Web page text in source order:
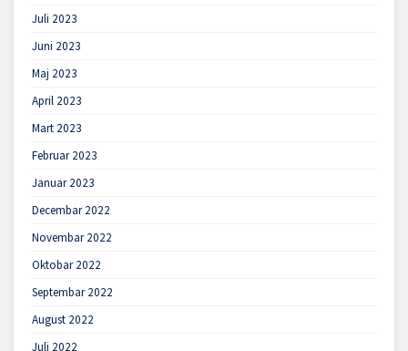
Juli 2023
Juni 2023
Maj 2023
April 2023
Mart 2023
Februar 2023
Januar 2023
Decembar 2022
Novembar 2022
Oktobar 2022
Septembar 2022
August 2022
Juli 2022